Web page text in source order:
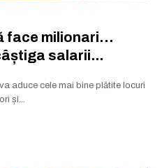
face milionari…
salarii...
aduce cele mai bine plătite locuri
și...